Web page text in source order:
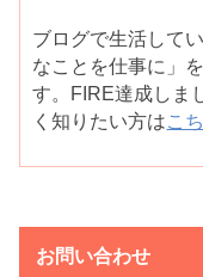
ブログで生活して
なことを仕事に」
す。FIRE達成しま
く知りたい方はこ
お問い合わせ